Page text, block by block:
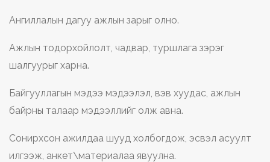
Ангиллалын дагуу ажлын зарыг олно.
Ажлын тодорхойлолт, чадвар, туршлага зэрэг
шалгуурыг харна.
Байгууллагын мэдээ мэдээлэл, вэв хуудас, ажлын
байрны талаар мэдээллийг олж авна.
Сонирхсон ажилдаа шууд холбогдож, эсвэл асуулт
илгээж, анкет\материалаа явуулна.